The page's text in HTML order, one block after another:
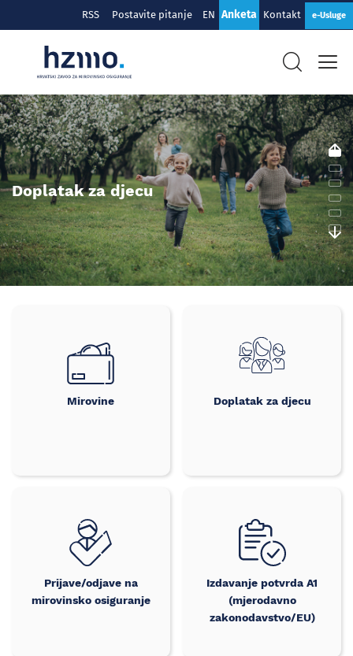
RSS Postavite pitanje EN Anketa Kontakt e-Usluge
Hrvatski
zavod
za
mirovinsko
osiguranje
Doplatak za djecu
izbornik
Mirovine Doplatak za djecu
Prijave/odjave na
mirovinsko osiguranje
Izdavanje potvrda A1
(mjerodavno
zakonodavstvo/EU)